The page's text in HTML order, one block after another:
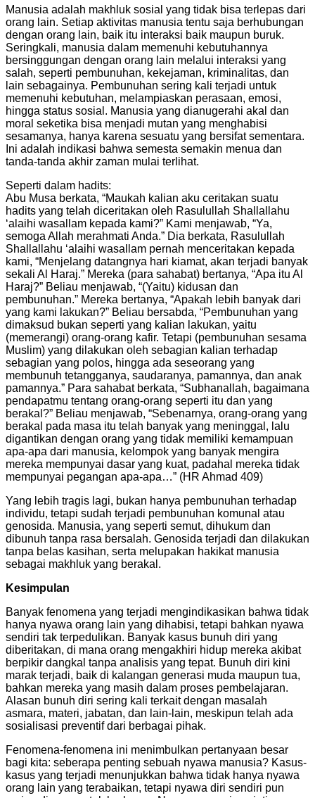
Manusia adalah makhluk sosial yang tidak bisa terlepas dari
orang lain. Setiap aktivitas manusia tentu saja berhubungan
dengan orang lain, baik itu interaksi baik maupun buruk.
Seringkali, manusia dalam memenuhi kebutuhannya
bersinggungan dengan orang lain melalui interaksi yang
salah, seperti pembunuhan, kekejaman, kriminalitas, dan
lain sebagainya. Pembunuhan sering kali terjadi untuk
memenuhi kebutuhan, melampiaskan perasaan, emosi,
hingga status sosial. Manusia yang dianugerahi akal dan
moral seketika bisa menjadi mutan yang menghabisi
sesamanya, hanya karena sesuatu yang bersifat sementara.
Ini adalah indikasi bahwa semesta semakin menua dan
tanda-tanda akhir zaman mulai terlihat.
Seperti dalam hadits:
Abu Musa berkata, “Maukah kalian aku ceritakan suatu
hadits yang telah diceritakan oleh Rasulullah Shallallahu
‘alaihi wasallam kepada kami?” Kami menjawab, “Ya,
semoga Allah merahmati Anda.” Dia berkata, Rasulullah
Shallallahu ‘alaihi wasallam pernah menceritakan kepada
kami, “Menjelang datangnya hari kiamat, akan terjadi banyak
sekali Al Haraj.” Mereka (para sahabat) bertanya, “Apa itu Al
Haraj?” Beliau menjawab, “(Yaitu) kidusan dan
pembunuhan.” Mereka bertanya, “Apakah lebih banyak dari
yang kami lakukan?” Beliau bersabda, “Pembunuhan yang
dimaksud bukan seperti yang kalian lakukan, yaitu
(memerangi) orang-orang kafir. Tetapi (pembunuhan sesama
Muslim) yang dilakukan oleh sebagian kalian terhadap
sebagian yang polos, hingga ada seseorang yang
membunuh tetangganya, saudaranya, pamannya, dan anak
pamannya.” Para sahabat berkata, “Subhanallah, bagaimana
pendapatmu tentang orang-orang seperti itu dan yang
berakal?” Beliau menjawab, “Sebenarnya, orang-orang yang
berakal pada masa itu telah banyak yang meninggal, lalu
digantikan dengan orang yang tidak memiliki kemampuan
apa-apa dari manusia, kelompok yang banyak mengira
mereka mempunyai dasar yang kuat, padahal mereka tidak
mempunyai pegangan apa-apa…” (HR Ahmad 409)
Yang lebih tragis lagi, bukan hanya pembunuhan terhadap
individu, tetapi sudah terjadi pembunuhan komunal atau
genosida. Manusia, yang seperti semut, dihukum dan
dibunuh tanpa rasa bersalah. Genosida terjadi dan dilakukan
tanpa belas kasihan, serta melupakan hakikat manusia
sebagai makhluk yang berakal.
Kesimpulan
Banyak fenomena yang terjadi mengindikasikan bahwa tidak
hanya nyawa orang lain yang dihabisi, tetapi bahkan nyawa
sendiri tak terpedulikan. Banyak kasus bunuh diri yang
diberitakan, di mana orang mengakhiri hidup mereka akibat
berpikir dangkal tanpa analisis yang tepat. Bunuh diri kini
marak terjadi, baik di kalangan generasi muda maupun tua,
bahkan mereka yang masih dalam proses pembelajaran.
Alasan bunuh diri sering kali terkait dengan masalah
asmara, materi, jabatan, dan lain-lain, meskipun telah ada
sosialisasi preventif dari berbagai pihak.
Fenomena-fenomena ini menimbulkan pertanyaan besar
bagi kita: seberapa penting sebuah nyawa manusia? Kasus-
kasus yang terjadi menunjukkan bahwa tidak hanya nyawa
orang lain yang terabaikan, tetapi nyawa diri sendiri pun